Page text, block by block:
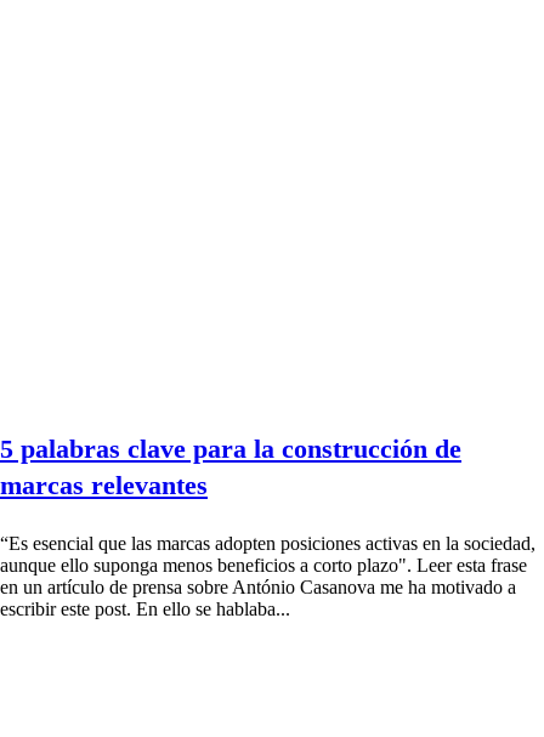
5 palabras clave para la construcción de
marcas relevantes
“Es esencial que las marcas adopten posiciones activas en la sociedad,
aunque ello suponga menos beneficios a corto plazo". Leer esta frase
en un artículo de prensa sobre António Casanova me ha motivado a
escribir este post. En ello se hablaba...